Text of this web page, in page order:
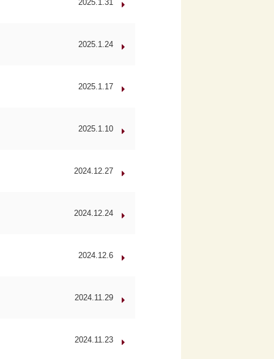
2025.1.31
2025.1.24
2025.1.17
2025.1.10
2024.12.27
2024.12.24
2024.12.6
2024.11.29
2024.11.23